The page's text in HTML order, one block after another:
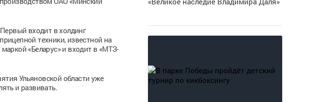
входит в холдинг
техники, известной на
«Беларус» и входит в «МТЗ-
Ульяновской области уже
и развивать.